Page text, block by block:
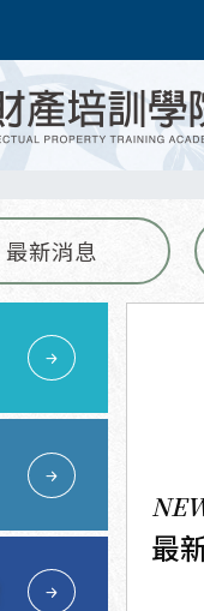
最新消息
最